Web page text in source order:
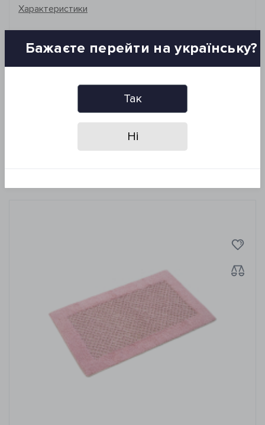
Характеристики
Размер: 60*120 см
Производитель: Irya, Турция
Бажаєте перейти на українську?
Так
Ні